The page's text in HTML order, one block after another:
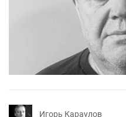
Игорь Караулов